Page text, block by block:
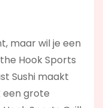
maar wil je een
Hook Sports
Sushi maakt
een grote